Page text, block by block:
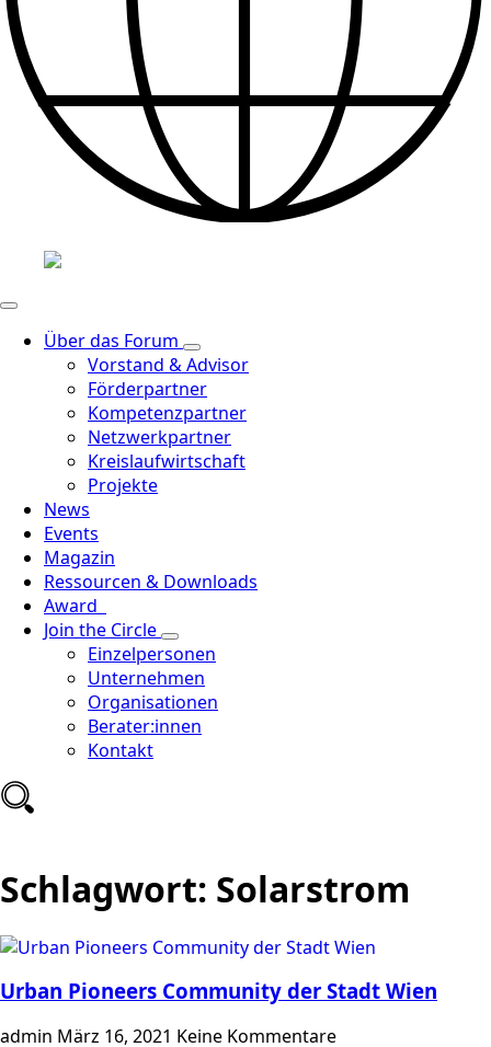
Über das Forum
Vorstand & Advisor
Förderpartner
Kompetenzpartner
Netzwerkpartner
Kreislaufwirtschaft
Projekte
News
Events
Magazin
Ressourcen & Downloads
Award
Join the Circle
Einzelpersonen
Unternehmen
Organisationen
Berater:innen
Kontakt
Schlagwort: Solarstrom
Urban Pioneers Community der Stadt Wien
admin März 16, 2021 Keine Kommentare